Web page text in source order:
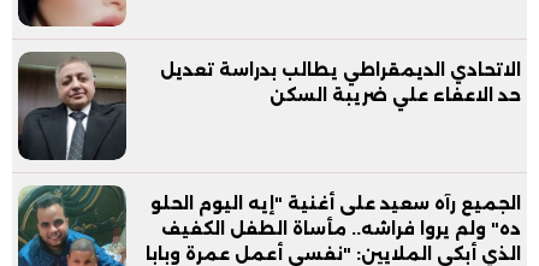
الاتحادي الديمقراطي يطالب بدراسة تعديل
حد الاعفاء علي ضريبة السكن
الجميع رآه سعيد على أغنية "إيه اليوم الحلو
ده" ولم يروا فراشه.. مأساة الطفل الكفيف
الذي أبكى الملايين: "نفسي أعمل عمرة وبابا